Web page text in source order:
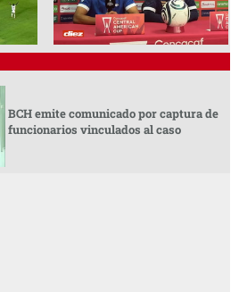
BCH emite comunicado por captura de
funcionarios vinculados al caso